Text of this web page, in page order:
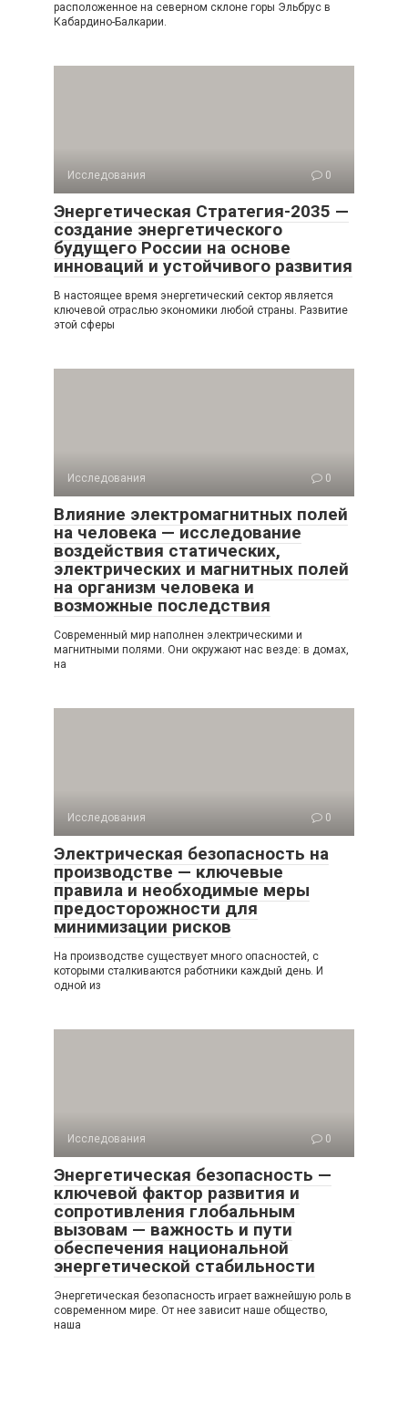
расположенное на северном склоне горы Эльбрус в
Кабардино-Балкарии.
Исследования 0
Энергетическая Стратегия-2035 —
создание энергетического
будущего России на основе
инноваций и устойчивого развития
В настоящее время энергетический сектор является
ключевой отраслью экономики любой страны. Развитие
этой сферы
Исследования 0
Влияние электромагнитных полей
на человека — исследование
воздействия статических,
электрических и магнитных полей
на организм человека и
возможные последствия
Современный мир наполнен электрическими и
магнитными полями. Они окружают нас везде: в домах,
на
Исследования 0
Электрическая безопасность на
производстве — ключевые
правила и необходимые меры
предосторожности для
минимизации рисков
На производстве существует много опасностей, с
которыми сталкиваются работники каждый день. И
одной из
Исследования 0
Энергетическая безопасность —
ключевой фактор развития и
сопротивления глобальным
вызовам — важность и пути
обеспечения национальной
энергетической стабильности
Энергетическая безопасность играет важнейшую роль в
современном мире. От нее зависит наше общество,
наша